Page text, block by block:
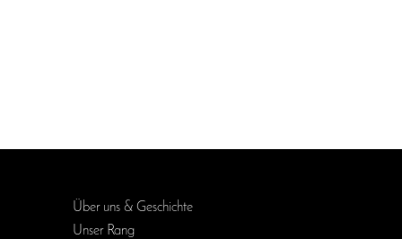
Über uns & Geschichte
Unser Rang